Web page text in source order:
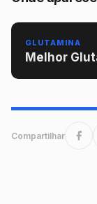
GLUTAMINA
Melhor
Compartilhar